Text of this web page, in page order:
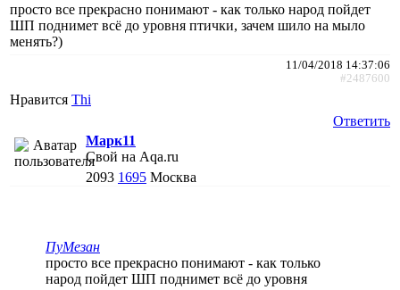
просто все прекрасно понимают - как только народ пойдет
ШП поднимет всё до уровня птички, зачем шило на мыло
менять?)
11/04/2018 14:37:06
#2487600
Нравится Thi
Ответить
Марк11
Свой на Aqa.ru
2093 1695 Москва
ПуМезан
просто все прекрасно понимают - как только
народ пойдет ШП поднимет всё до уровня